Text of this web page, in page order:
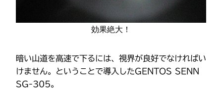
効果絶大！
暗い山道を高速で下るには、視界が良好でなければい
けません。ということで導入したGENTOS SENN
SG-305。